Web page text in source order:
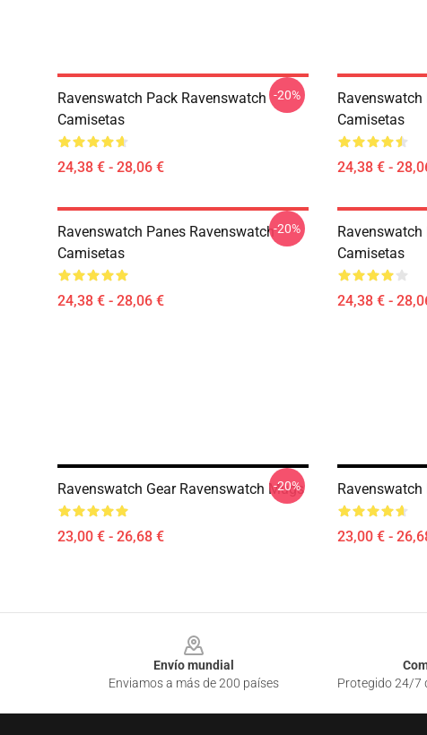
Ravenswatch Pack Ravenswatch
Camisetas
24,38 € - 28,06 €
-20%
Ravenswatch
Camisetas
24,38 € -
Ravenswatch Panes Ravenswatch
Camisetas
24,38 € - 28,06 €
-20%
Ravenswatch
Camisetas
24,38 € -
Ravenswatch Gear Ravenswatch Mugs
23,00 € - 26,68 €
-20%
23,00 € -
Envío mundial
Enviamos a más de 200 países
Protegido 24/7